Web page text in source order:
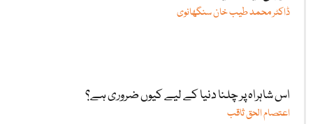
ڈاکٹر محمد طیب خان سنگھانوی
اس شاہراہ پر چلنا دنیا کے لیے کیوں ضروری ہے؟
اعتصام الحق ثاقب